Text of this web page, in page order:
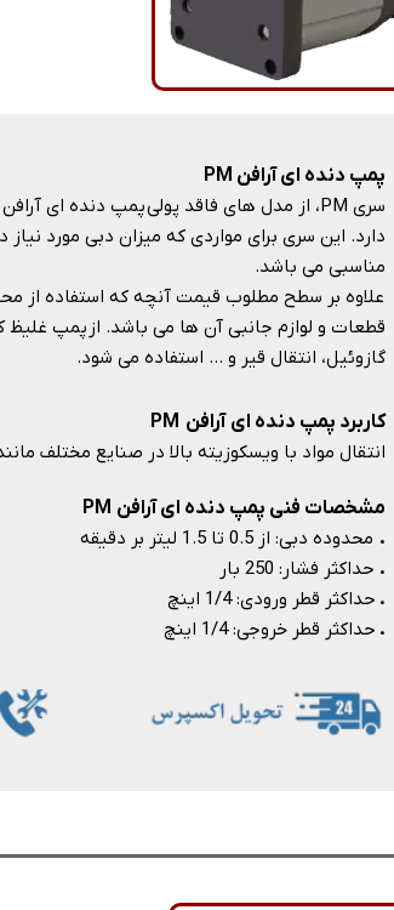
پمپ دنده ای آرافن PM
مناسبی می باشد.
علاوه بر سطح مطلوب قیمت آنچه که استفاده از
قطعات و لوازم جانبی آن ها می باشد. از پمپ غلیظ
گازوئیل، انتقال قیر و … استفاده می شود.​​​​​​​
مشخصات فنی پمپ دنده ای آرافن PM
. محدوده دبی: از 0.5 تا 1.5 لیتر بر دقیقه
. حداکثر فشار: 250 بار
. حداکثر قطر ورودی: 1/4 اینچ
. حداکثر قطر خروجی: 1/4 اینچ
کاربرد پمپ دنده ای آرافن PM
انتقال مواد با ویسکوزیته بالا در صنایع مختلف